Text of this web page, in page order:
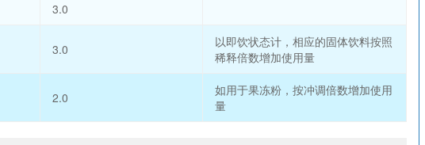
3.0
3.0
以即饮状态计，相应的固体饮料按照
稀释倍数增加使用量
2.0
如用于果冻粉，按冲调倍数增加使用
量